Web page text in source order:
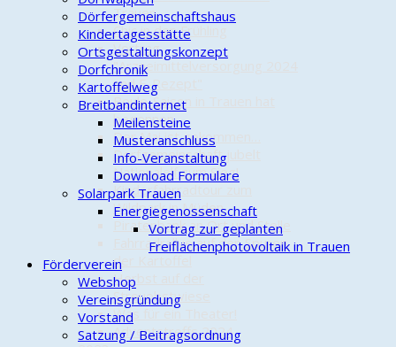
Trauen
Chic in den Frühling
Vortrag
"Arzneimittelversorgung 2024
und E-Rezept"
Boule-Saison in Trauen hat
begonnen
Der Mai ist gekommen…
Dorfgemeinschaft jubelt
Nationalelf zum Sieg!
Kinderfahrradtour zum
Wildpark in Müden
Piratenbank an Ort und Stelle
Fahrradrallye auf den Spuren
der Kartoffel
Herbst auf der
Streuobstwiese
Was für ein Theater!
Adventstreffs 2024
Dörfergemeinschaftshaus
Kindertagesstätte
Ortsgestaltungskonzept
Dorfchronik
Kartoffelweg
Breitbandinternet
Meilensteine
Musteranschluss
Info-Veranstaltung
Download Formulare
Solarpark Trauen
Energiegenossenschaft
Vortrag zur geplanten
Freiflächenphotovoltaik in Trauen
Förderverein
Webshop
Vereinsgründung
Vorstand
Satzung / Beitragsordnung